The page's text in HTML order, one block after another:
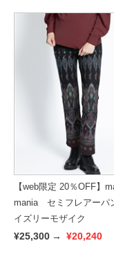
【web限定 20％OFF】
mania セミフレアー
イズリーモザイク
¥25,300 → ¥20,240